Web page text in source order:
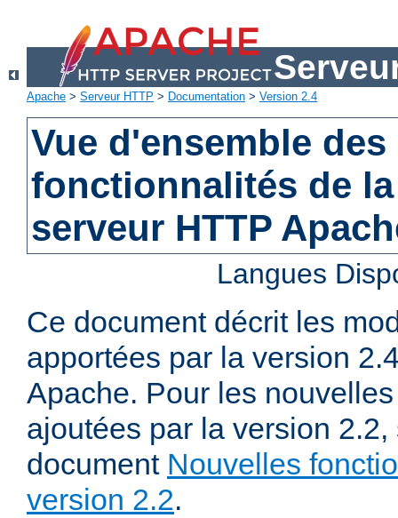
Apache > Serveur HTTP > Documentation > Version 2.4
Vue d'ensemble
fonctionnalités de
serveur HTTP
Langues
Ce document décrit les
apportées par la version
Apache. Pour les
ajoutées par la version 2.2,
document Nouvelles
version 2.2.